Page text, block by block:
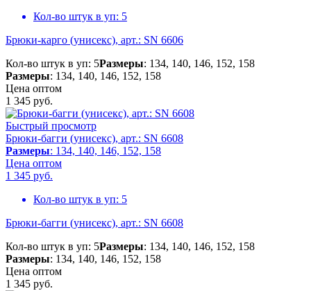
Кол-во штук в уп: 5
Брюки-карго (унисекс), арт.: SN 6606
Кол-во штук в уп: 5Размеры: 134, 140, 146, 152, 158
Размеры: 134, 140, 146, 152, 158
Цена оптом
1 345 руб.
Быстрый просмотр
Брюки-багги (унисекс), арт.: SN 6608
Размеры: 134, 140, 146, 152, 158
Цена оптом
1 345 руб.
Кол-во штук в уп: 5
Брюки-багги (унисекс), арт.: SN 6608
Кол-во штук в уп: 5Размеры: 134, 140, 146, 152, 158
Размеры: 134, 140, 146, 152, 158
Цена оптом
1 345 руб.